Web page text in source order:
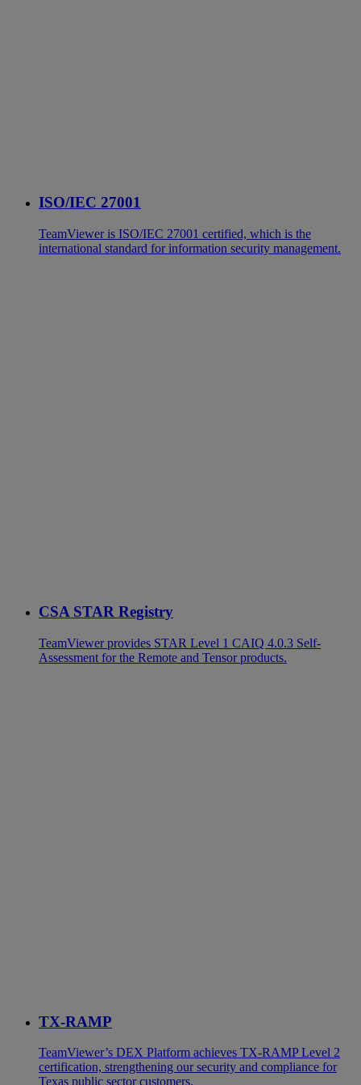
ISO/IEC 27001
TeamViewer is ISO/IEC 27001 certified, which is the
international standard for information security management.
CSA STAR Registry
TeamViewer provides STAR Level 1 CAIQ 4.0.3 Self-
Assessment for the Remote and Tensor products.
TX-RAMP
TeamViewer’s DEX Platform achieves TX-RAMP Level 2
certification, strengthening our security and compliance for
Texas public sector customers.